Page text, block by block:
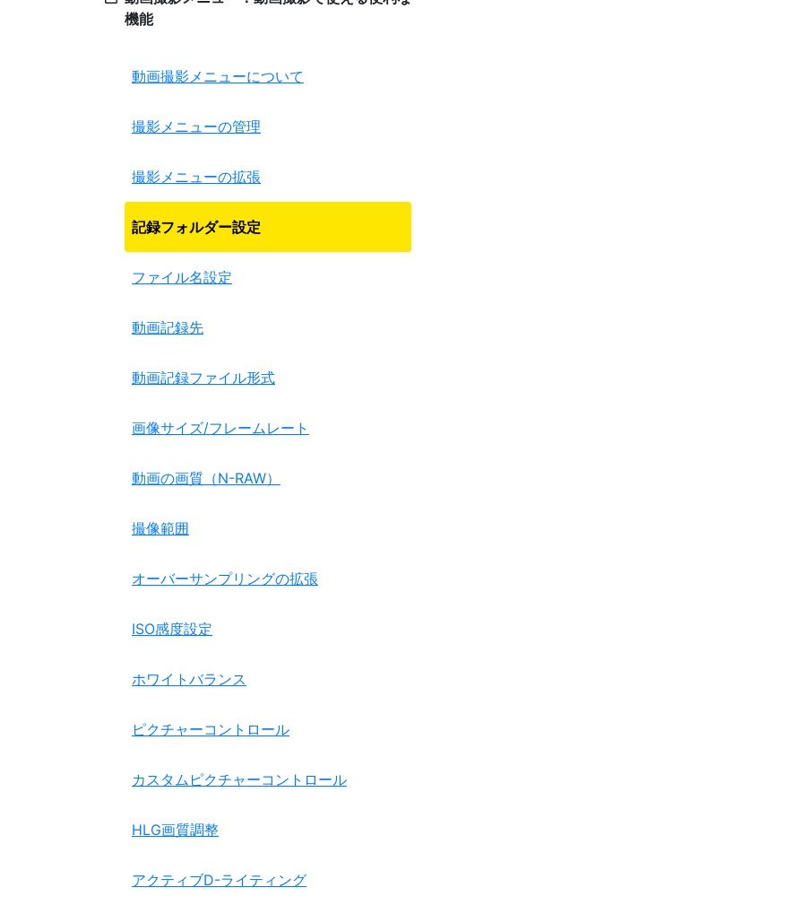
機能
動画撮影メニューについて
撮影メニューの管理
撮影メニューの拡張
記録フォルダー設定
ファイル名設定
動画記録先
動画記録ファイル形式
画像サイズ/フレームレート
動画の画質（N-RAW）
撮像範囲
オーバーサンプリングの拡張
ISO感度設定
ホワイトバランス
ピクチャーコントロール
カスタムピクチャーコントロール
HLG画質調整
アクティブD-ライティング